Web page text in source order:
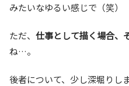
みたいなゆるい感じで（笑）
ただ、 仕事として描く場合、
ね…。
後者について、少し深堀りし